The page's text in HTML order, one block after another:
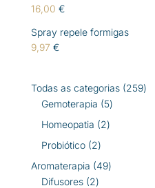
16,00 €
Spray repele formigas
9,97 €
Todas as categorias 259259
Gemoterapia 55
produtos
Homeopatia 22
Probiótico 22
produtos
Aromaterapia 4949
Difusores 22